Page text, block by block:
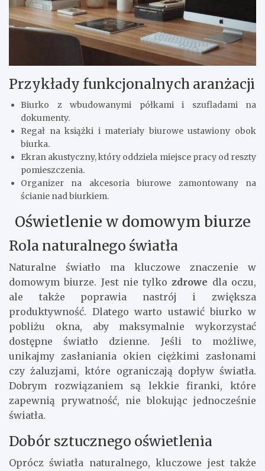
Przykłady funkcjonalnych aranżacji
Biurko z wbudowanymi półkami i szufladami na
dokumenty.
Regał na książki i materiały biurowe ustawiony obok
biurka.
Ekran akustyczny, który oddziela miejsce pracy od reszty
pomieszczenia.
Organizer na akcesoria biurowe zamontowany na
ścianie nad biurkiem.
Oświetlenie w domowym biurze
Rola naturalnego światła
Naturalne światło ma kluczowe znaczenie w
domowym biurze. Jest nie tylkozdrowe dla oczu,
ale także poprawia nastrój i zwiększa
produktywność. Dlatego warto ustawić biurko w
pobliżu okna, aby maksymalnie wykorzystać
dostępne światło dzienne. Jeśli to możliwe,
unikajmy zasłaniania okien ciężkimi zasłonami
czy żaluzjami, które ograniczają dopływ światła.
Dobrym rozwiązaniem są lekkie firanki, które
zapewnią prywatność, nie blokując jednocześnie
światła.
Dobór sztucznego oświetlenia
Oprócz światła naturalnego, kluczowe jest także